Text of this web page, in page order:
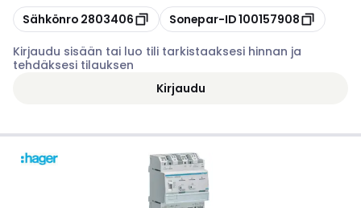
Kopioi
Sähkönro 2803406 Kopioi
Sonepar-ID100157908
Kirjaudu sisään tai luo tili tarkistaaksesi hinnan ja
tehdäksesi tilauksen
Kirjaudu